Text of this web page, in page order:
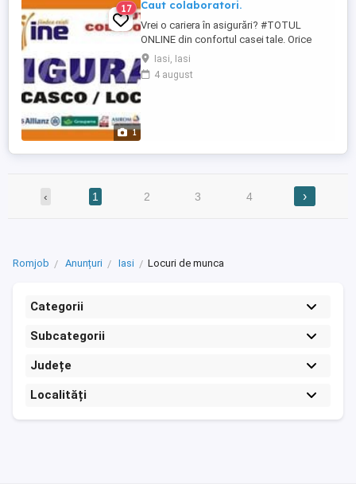
1
17 Caut colaboratori.
Vrei o cariera în asigurări? #TOTUL
ONLINE din confortul casei tale. Orice
Asigurare la orice Asigurător fără sa va
deplasați!!!! Pentru oferte trimiteți
documentele necesare la nr .Informatii la
Iasi, Iasi
4 august
‹ 1 2 3 4 ›
Romjob Anunțuri Iasi Locuri de munca
Categorii
Subcategorii
Județe
Localități